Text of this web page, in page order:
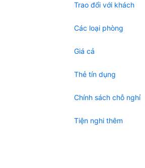
Trao đổi với khách
Các loại phòng
Giá cả
Thẻ tín dụng
Chính sách chỗ nghỉ
Tiện nghi thêm